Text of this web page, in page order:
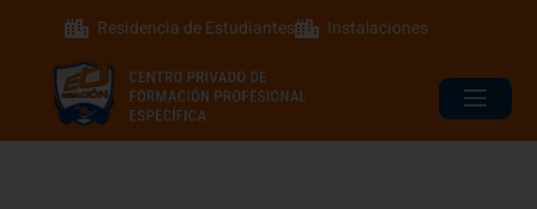
Residencia de Estudiantes Instalaciones